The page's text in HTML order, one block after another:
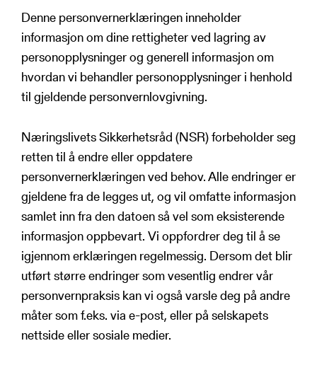
Foredrag
Om NSR
NSR Strategi
Vedtekter
Medlemsbedrifter
Ansatte
Kontakt oss
Bli medlem
NSR Digital
NSR Beredskap
Søk
Denne personvernerklæringen inneholder
informasjon om dine rettigheter ved lagring av
personopplysninger og generell informasjon om
hvordan vi behandler personopplysninger i henhold
til gjeldende personvernlovgivning.
Næringslivets Sikkerhetsråd (NSR) forbeholder seg
retten til å endre eller oppdatere
personvernerklæringen ved behov. Alle endringer er
gjeldene fra de legges ut, og vil omfatte informasjon
samlet inn fra den datoen så vel som eksisterende
informasjon oppbevart. Vi oppfordrer deg til å se
igjennom erklæringen regelmessig. Dersom det blir
utført større endringer som vesentlig endrer vår
personvernpraksis kan vi også varsle deg på andre
måter som f.eks. via e-post, eller på selskapets
nettside eller sosiale medier.